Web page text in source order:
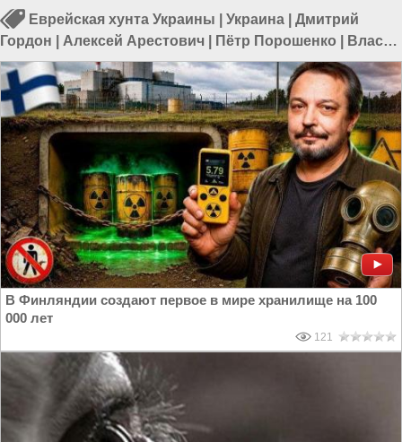
Еврейская хунта Украины Украина
Дмитрий
Гордон
Алексей Арестович Пётр Порошенко
Власть
в Украине|Политика в Украине|Евреи в Украине
В Финляндии создают первое в мире хранилище на 100
000 лет
121